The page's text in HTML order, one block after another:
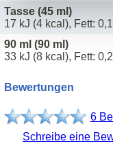
Tasse (45 ml)
17 kJ (4 kcal), Fett:
90 ml (90 ml)
33 kJ (8 kcal), Fett:
Bewertungen
6
Schreibe eine